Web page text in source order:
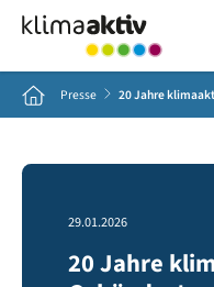
Home Presse 20 Jahre
29.01.2026
20 Jahre